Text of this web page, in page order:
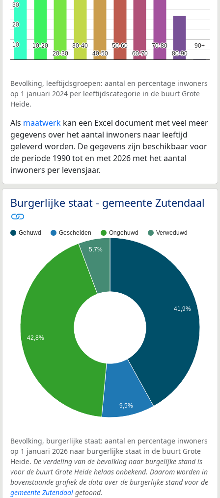
10-20
10-20
20-30
20-30
30-40
30-40
40-50
40-50
50-60
50-60
60-70
60-70
70-80
70-80
80-90
80-90
90+
90+
10
10
20
20
30
30
Bevolking, leeftijdsgroepen: aantal en percentage inwoners
op 1 januari 2024 per leeftijdscategorie in de buurt Grote
Heide.
Als maatwerk kan een Excel document met veel meer
gegevens over het aantal inwoners naar leeftijd
geleverd worden. De gegevens zijn beschikbaar voor
de periode 1990 tot en met 2026 met het aantal
inwoners per levensjaar.
Burgerlijke staat - gemeente Zutendaal
Gehuwd Gescheiden Ongehuwd Verweduwd
41,9%
5,7%
42,8%
9,5%
Bevolking, burgerlijke staat: aantal en percentage inwoners
op 1 januari 2026 naar burgerlijke staat in de buurt Grote
Heide. De verdeling van de bevolking naar burgelijke stand is
voor de buurt Grote Heide helaas onbekend. Daarom worden in
bovenstaande grafiek de data over de burgerlijke stand voor de
gemeente Zutendaal getoond.